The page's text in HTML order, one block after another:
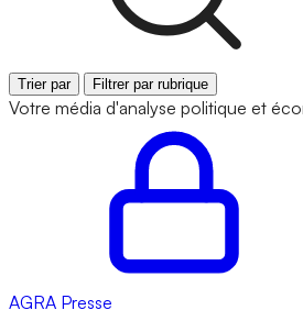
Trier par Filtrer par rubrique
Votre média d'analyse politique et
AGRA Presse